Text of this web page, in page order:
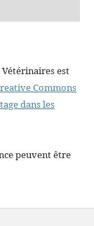
Vétérinaires est
Commons
dans les
peuvent être